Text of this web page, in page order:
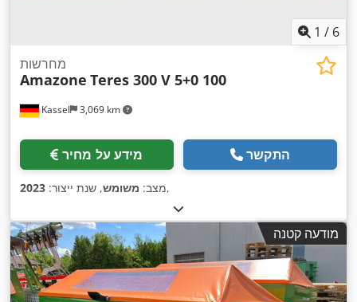
1 / 6
Kassel 3,069 km
מחרשות
Amazone Teres 300 V 5+0 100
מידע על מחיר התקשר
מצב: משומש, שנת ייצור: 2023 ,
מודעה קטנה